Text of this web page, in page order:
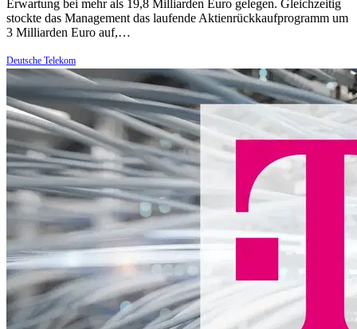
Erwartung bei mehr als 19,8 Milliarden Euro gelegen. Gleichzeitig
stockte das Management das laufende Aktienrückkaufprogramm um
3 Milliarden Euro auf,…
Deutsche Telekom